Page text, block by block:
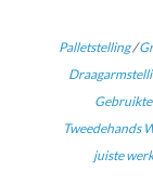
Palletstelling/
Tweedehands
juiste